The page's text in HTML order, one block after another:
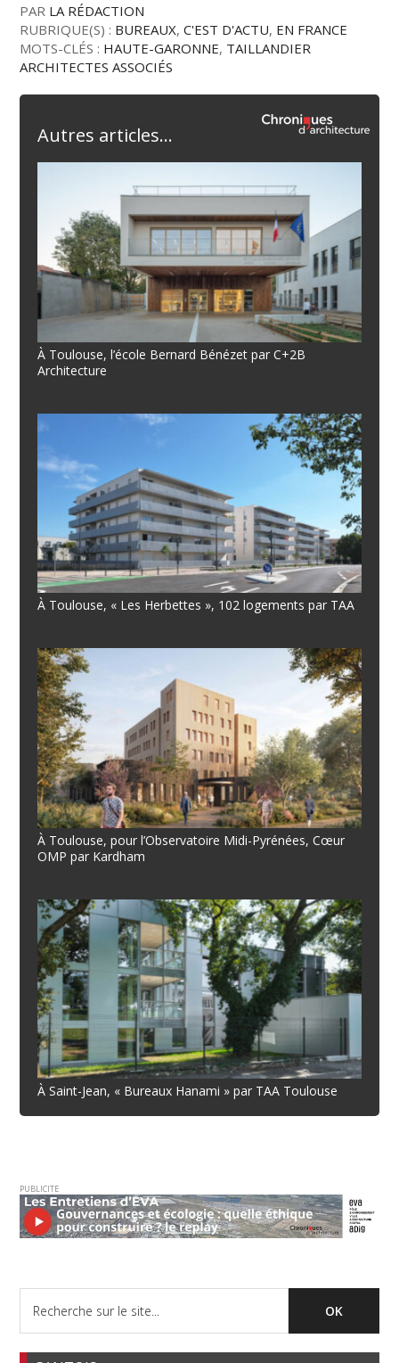
PAR LA RÉDACTION
RUBRIQUE(S) : BUREAUX,C'EST D'ACTU, EN FRANCE
MOTS-CLÉS : HAUTE-GARONNE, TAILLANDIER
ARCHITECTES ASSOCIÉS
Autres articles...
À Toulouse, l’école Bernard Bénézet par C+2B
Architecture
À Toulouse, « Les Herbettes », 102 logements par TAA
À Toulouse, pour l’Observatoire Midi-Pyrénées, Cœur
OMP par Kardham
À Saint-Jean, « Bureaux Hanami » par TAA Toulouse
PUBLICITE